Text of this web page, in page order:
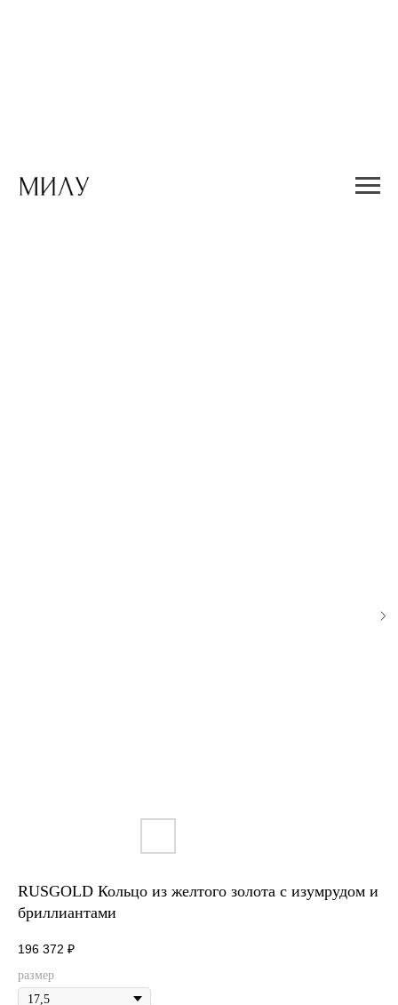
RUSGOLD Кольцо из желтого золота с изумрудом и
бриллиантами
196 372 ₽
размер